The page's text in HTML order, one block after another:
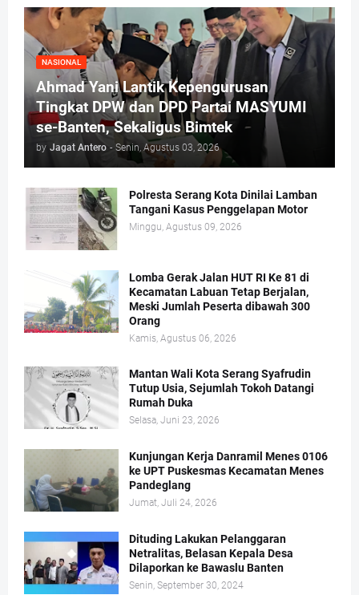
NASIONAL
Ahmad Yani Lantik Kepengurusan
Tingkat DPW dan DPD Partai MASYUMI
se-Banten, Sekaligus Bimtek
by Jagat Antero - Senin, Agustus 03, 2026
Polresta Serang Kota Dinilai Lamban
Tangani Kasus Penggelapan Motor
Minggu, Agustus 09, 2026
Lomba Gerak Jalan HUT RI Ke 81 di
Kecamatan Labuan Tetap Berjalan,
Meski Jumlah Peserta dibawah 300
Orang
Kamis, Agustus 06, 2026
Mantan Wali Kota Serang Syafrudin
Tutup Usia, Sejumlah Tokoh Datangi
Rumah Duka
Selasa, Juni 23, 2026
Kunjungan Kerja Danramil Menes 0106
ke UPT Puskesmas Kecamatan Menes
Pandeglang
Jumat, Juli 24, 2026
Dituding Lakukan Pelanggaran
Netralitas, Belasan Kepala Desa
Dilaporkan ke Bawaslu Banten
Senin, September 30, 2024